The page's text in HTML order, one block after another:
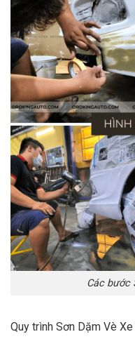
Các bước
Quy trình Sơn Dặm Vè